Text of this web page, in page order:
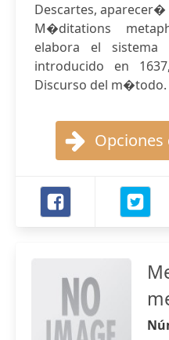
Descartes,
M�ditations
elabora el
introducido en
Discurso del m�todo.
Opciones